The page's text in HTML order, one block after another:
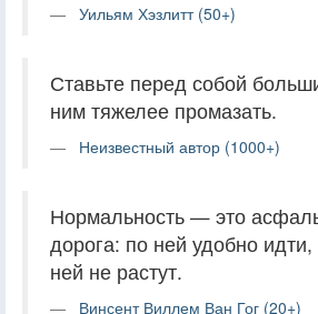
Уильям Хэзлитт (50+)
Ставьте перед собой
ним тяжелее промазать.
Неизвестный автор (1000+)
Нормальность — это
дорога: по ней удобно
ней не растут.
Винсент Виллем Ван Гог (20+)